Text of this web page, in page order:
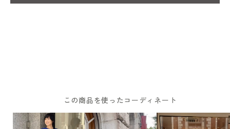
この商品を使ったコーディネート